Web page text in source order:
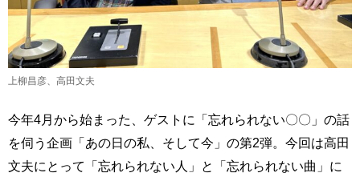
上柳昌彦、高田文夫
今年4月から始まった、ゲストに「忘れられない〇〇」の話
を伺う企画「あの日の私、そして今」の第2弾。今回は高田
文夫にとって「忘れられない人」と「忘れられない曲」に